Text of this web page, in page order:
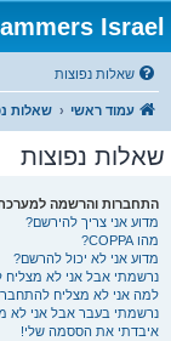
Israel
שאלות נפוצות
עמוד ראשי שאלות
שאלות נפוצות
התחברות והרשמה
מדוע אני צריך להירשם?
מהו COPPA?
מדוע אני לא יכול להרשם?
נרשמתי אבל אני לא
למה אני לא מצליח
נרשמתי בעבר אבל אני לא
איבדתי את הססמה שלי!